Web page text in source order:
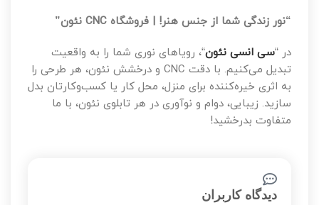
“نور زندگی شما از جنس هنر! | فروشگاه CNC نئون”
در “سی انسی نئون“، رویاهای نوری شما را به واقعیت
تبدیل می‌کنیم. با دقت CNC و درخشش نئون، هر طرحی را
به اثری خیره‌کننده برای منزل، محل کار یا کسب‌وکارتان بدل
سازید. زیبایی، دوام و نوآوری در هر تابلوی نئون، با ما
متفاوت بدرخشید!
دیدگاه کاربران